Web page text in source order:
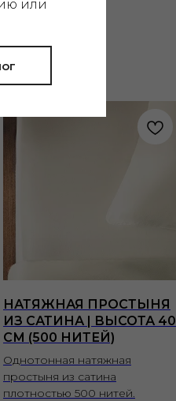
или
НАТЯЖНАЯ ПРОСТЫНЯ
ИЗ САТИНА | ВЫСОТА 40
СМ (500 НИТЕЙ)
Однотонная натяжная
простыня из сатина
плотностью 500 нитей.